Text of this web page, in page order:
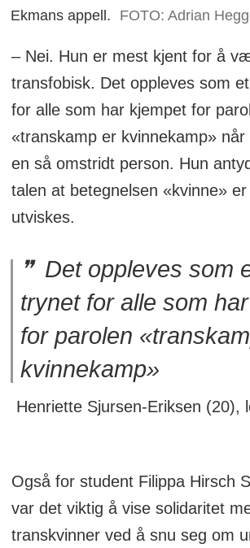
Ekmans appell.
FOTO: Adrian
– Nei. Hun er mest kjent for å
transfobisk. Det oppleves som
for alle som har kjempet for
«transkamp er kvinnekamp»
en så omstridt person. Hun
talen at betegnelsen «kvinne»
utviskes.
Det oppleves som
trynet for alle som
for parolen
kvinnekamp»
Henriette Sjursen-Eriksen (20),
Også for student Filippa Hirsch
var det viktig å vise solidaritet
transkvinner ved å snu seg om